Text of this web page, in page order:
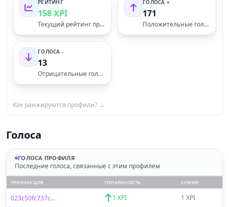
РЕЙТИНГ
158 XPI
Текущий рейтинг профиля
ГОЛОСА +
171
Положительные голоса
ГОЛОСА -
13
Отрицательные голоса
Как ранжируются профили? →
Голоса
ГОЛОСА ПРОФИЛЯ
Последние голоса, связанные с этим профилем
ТРАНЗАКЦИЯ ТОНАЛЬНОСТЬ СУММА
023c50fc737c... 1 XPI 1 XPI